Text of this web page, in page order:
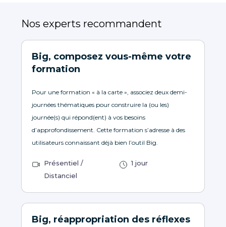
Nos experts recommandent
Big, composez vous-même votre
formation
Pour une formation « à la carte », associez deux demi-
journées thématiques pour construire la (ou les)
journée(s) qui répond(ent) à vos besoins
d’approfondissement. Cette formation s’adresse à des
utilisateurs connaissant déjà bien l’outil Big.
Présentiel /
Distanciel
1 jour
Big, réappropriation des réflexes